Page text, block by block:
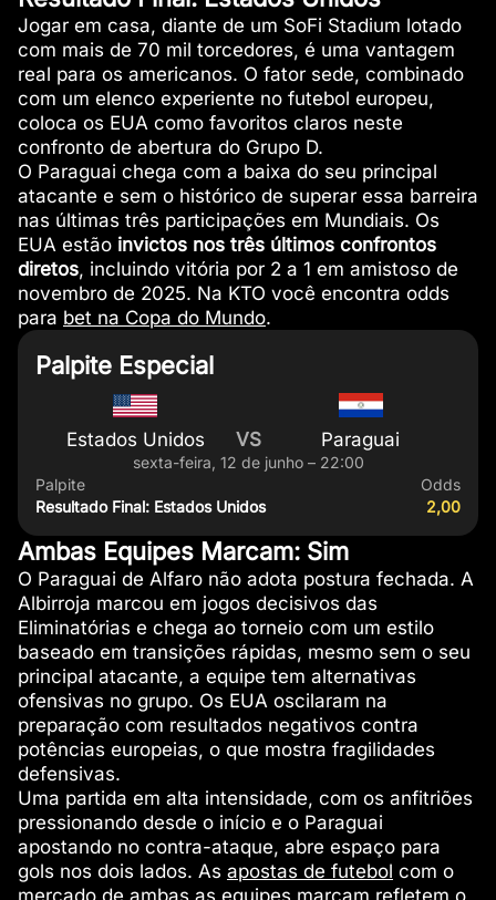
Jogar em casa, diante de um SoFi Stadium lotado
com mais de 70 mil torcedores, é uma vantagem
real para os americanos. O fator sede, combinado
com um elenco experiente no futebol europeu,
coloca os EUA como favoritos claros neste
confronto de abertura do Grupo D.
O Paraguai chega com a baixa do seu principal
atacante e sem o histórico de superar essa barreira
nas últimas três participações em Mundiais. Os
EUA estão invictos nos três últimos confrontos
diretos, incluindo vitória por 2 a 1 em amistoso de
novembro de 2025. Na KTO você encontra odds
para bet na Copa do Mundo.
Palpite Especial
Estados Unidos VS Paraguai
sexta-feira, 12 de junho – 22:00
Palpite
Resultado Final: Estados Unidos
Odds
2,00
Ambas Equipes Marcam: Sim
O Paraguai de Alfaro não adota postura fechada. A
Albirroja marcou em jogos decisivos das
Eliminatórias e chega ao torneio com um estilo
baseado em transições rápidas, mesmo sem o seu
principal atacante, a equipe tem alternativas
ofensivas no grupo. Os EUA oscilaram na
preparação com resultados negativos contra
potências europeias, o que mostra fragilidades
defensivas.
Uma partida em alta intensidade, com os anfitriões
pressionando desde o início e o Paraguai
apostando no contra-ataque, abre espaço para
gols nos dois lados. As apostas de futebol com o